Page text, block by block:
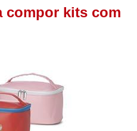
compor kits com